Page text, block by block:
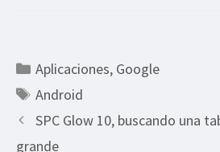
Categorías
Aplicaciones, Google
Etiquetas
Android
SPC Glow 10, buscando una
grande